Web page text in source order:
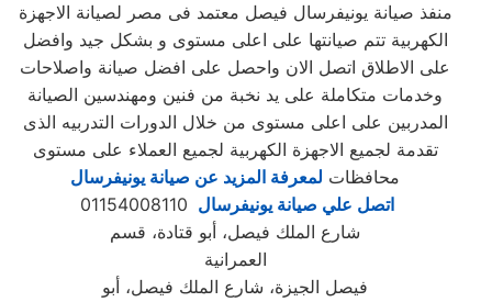
منفذ صيانة يونيفرسال فيصل معتمد فى مصر لصيانة الاجهزة
الكهربية تتم صيانتها على اعلى مستوى و بشكل جيد وافضل
على الاطلاق اتصل الان واحصل على افضل صيانة واصلاحات
وخدمات متكاملة على يد نخبة من فنين ومهندسين الصيانة
المدربين على اعلى مستوى من خلال الدورات التدربيه الذى
تقدمة لجميع الاجهزة الكهربية لجميع العملاء على مستوى
محافظات لمعرفة المزيد عن صيانة يونيفرسال
اتصل علي صيانة يونيفرسال
شارع الملك فيصل، أبو قتادة، قسم
العمرانية
فيصل الجيزة، شارع الملك فيصل، أبو